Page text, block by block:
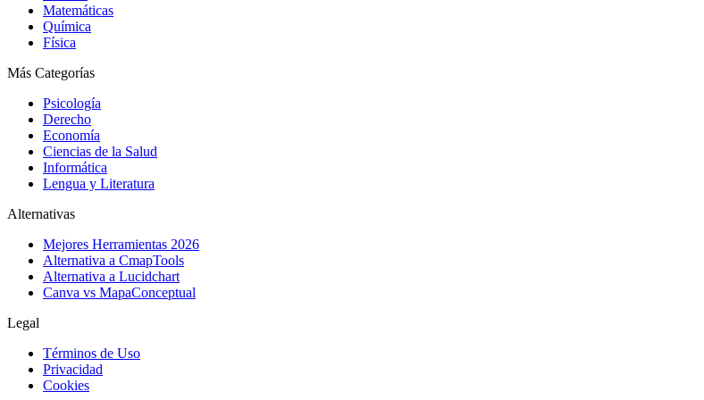
Matemáticas
Química
Física
Más Categorías
Psicología
Derecho
Economía
Ciencias de la Salud
Informática
Lengua y Literatura
Alternativas
Mejores Herramientas 2026
Alternativa a CmapTools
Alternativa a Lucidchart
Canva vs MapaConceptual
Legal
Términos de Uso
Privacidad
Cookies